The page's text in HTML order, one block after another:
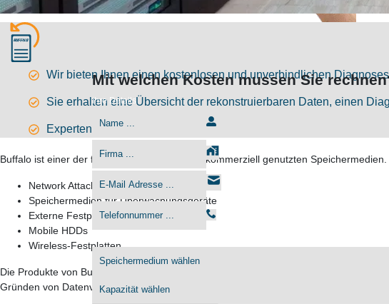
Mit welchen Kosten mussen Sie
Ihre Details
Wir bieten Ihnen einen kostenlosen und unverbindlichen
Sie erhalten eine Übersicht der rekonstruierbaren Daten, einen
Experten bei Buffalo-Produkten
Buffalo ist einer der führenden Hersteller von kommerziell genutzten
Network Attached Storage (NAS)
Speichermedien für Überwachungsgeräte
Externe Festplatten
Mobile HDDs
Wireless-Festplatten
Die Produkte von Buffalo – wie die meisten Speichermedien auch – bestehen aus
Gründen von Datenverlusten betroffen.